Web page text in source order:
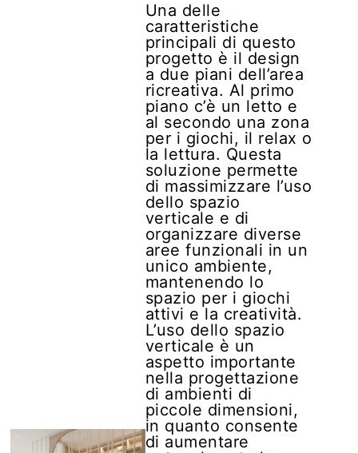
Una delle
caratteristiche
principali di questo
progetto è il design
a due piani dell’area
ricreativa. Al primo
piano c’è un letto e
al secondo una zona
per i giochi, il relax o
la lettura. Questa
soluzione permette
di massimizzare l’uso
dello spazio
verticale e di
organizzare diverse
aree funzionali in un
unico ambiente,
mantenendo lo
spazio per i giochi
attivi e la creatività.
L’uso dello spazio
verticale è un
aspetto importante
nella progettazione
di ambienti di
piccole dimensioni,
in quanto consente
di aumentare